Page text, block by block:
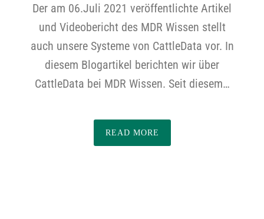
Der am 06.Juli 2021 veröffentlichte Artikel
und Videobericht des MDR Wissen stellt
auch unsere Systeme von CattleData vor. In
diesem Blogartikel berichten wir über
CattleData bei MDR Wissen. Seit diesem…
READ MORE